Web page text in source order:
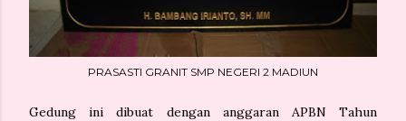
PRASASTI GRANIT SMP NEGERI 2 MADIUN
Gedung ini dibuat dengan anggaran APBN Tahun